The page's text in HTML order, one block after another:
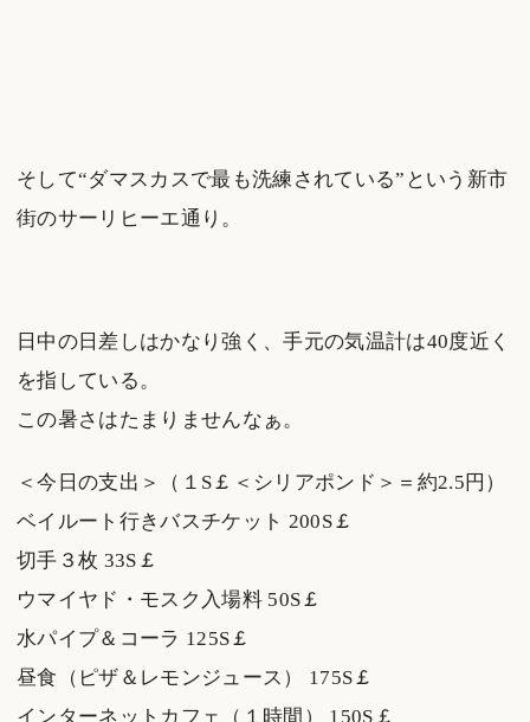
そして“ダマスカスで最も洗練されている”という新市
街のサーリヒーエ通り。
日中の日差しはかなり強く、手元の気温計は40度近く
を指している。
この暑さはたまりませんなぁ。
＜今日の支出＞（１S￡＜シリアポンド＞＝約2.5円）
ベイルート行きバスチケット 200S￡
切手３枚 33S￡
ウマイヤド・モスク入場料 50S￡
水パイプ＆コーラ 125S￡
昼食（ピザ＆レモンジュース） 175S￡
インターネットカフェ（１時間） 150S￡